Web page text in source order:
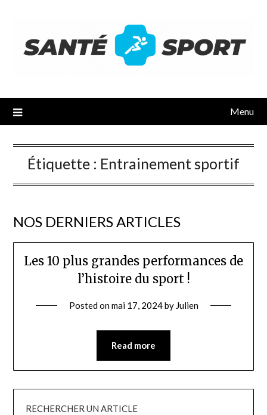
Menu
Étiquette : Entrainement sportif
NOS DERNIERS ARTICLES
Les 10 plus grandes performances de
l’histoire du sport !
Posted onmai 17, 2024by Julien
Read more
RECHERCHER UN ARTICLE